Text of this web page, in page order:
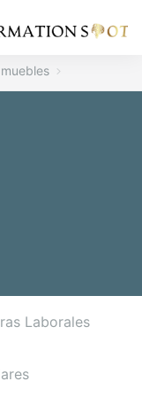
Laborales